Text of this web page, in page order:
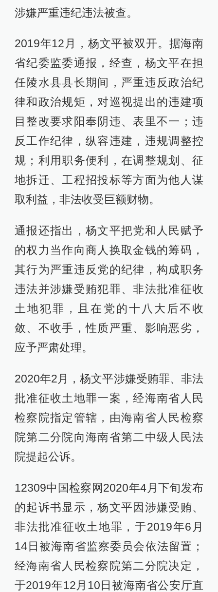
涉嫌严重违纪违法被查。
2019年12月，杨文平被双开。据海南
省纪委监委通报，经查，杨文平在担
任陵水县县长期间，严重违反政治纪
律和政治规矩，对巡视提出的违建项
目整改要求阳奉阴违、表里不一；违
反工作纪律，纵容违建，违规调整控
规；利用职务便利，在调整规划、征
地拆迁、工程招投标等方面为他人谋
取利益，非法收受巨额财物。
通报还指出，杨文平把党和人民赋予
的权力当作向商人换取金钱的筹码，
其行为严重违反党的纪律，构成职务
违法并涉嫌受贿犯罪、非法批准征收
土地犯罪，且在党的十八大后不收
敛、不收手，性质严重、影响恶劣，
应予严肃处理。
2020年2月，杨文平涉嫌受贿罪、非法
批准征收土地罪一案，经海南省人民
检察院指定管辖，由海南省人民检察
院第二分院向海南省第二中级人民法
院提起公诉。
12309中国检察网2020年4月下旬发布
的起诉书显示，杨文平因涉嫌受贿、
非法批准征收土地罪，于2019年6月
14日被海南省监察委员会依法留置；
经海南省人民检察院第二分院决定，
于2019年12月10日被海南省公安厅直